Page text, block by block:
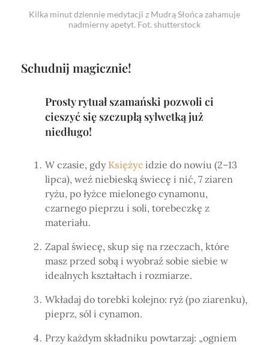
Kilka minut dziennie medytacji z Mudrą Słońca zahamuje
nadmierny apetyt. Fot. shutterstock
Schudnij magicznie!
Prosty rytuał szamański pozwoli ci
cieszyć się szczupłą sylwetką już
niedługo!
W czasie, gdy Księżyc idzie do nowiu (2–13
lipca), weź niebieską świecę i nić, 7 ziaren
ryżu, po łyżce mielonego cynamonu,
czarnego pieprzu i soli, torebeczkę z
materiału.
Zapal świecę, skup się na rzeczach, które
masz przed sobą i wyobraź sobie siebie w
idealnych kształtach i rozmiarze.
Wkładaj do torebki kolejno: ryż (po ziarenku),
pieprz, sól i cynamon.
Przy każdym składniku powtarzaj: „ogniem